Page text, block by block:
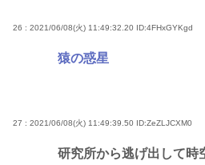
26 : 2021/06/08(火) 11:49:32.20 ID:4FHxGYKgd
猿の惑星
27 : 2021/06/08(火) 11:49:39.50 ID:ZeZLJCXM0
研究所から逃げ出して時